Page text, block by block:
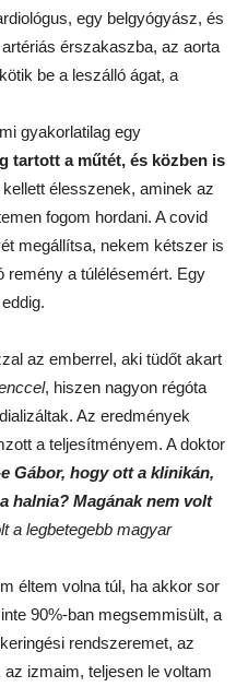
egy belgyógyász, és
érszakaszba, az aorta
be a leszálló ágat, a
gyakorlatilag egy
tartott a műtét, és közben is
élesszenek, aminek az
fogom hordani. A covid
megállítsa, nekem kétszer is
remény a túlélésemért. Egy
az emberrel, aki tüdőt akart
, hiszen nagyon régóta
Az eredmények
a teljesítményem. A doktor
Gábor, hogy ott a klinikán,
halnia? Magának nem volt
a legbetegebb magyar
éltem volna túl, ha akkor sor
90%-ban megsemmisült, a
rendszeremet, az
izmaim, teljesen le voltam